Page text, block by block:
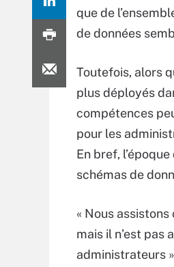
que de
de données
Toutefois, alors
plus déployés
compétences
pour les
En bref,
schémas de
« Nous
mais il n’est pas
administrateurs